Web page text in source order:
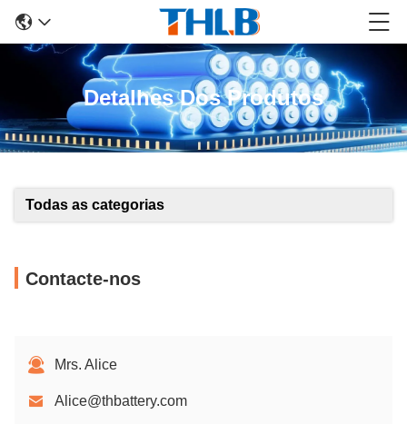
Detalhes Dos Produtos
Todas as categorias
Contacte-nos
Mrs. Alice
Alice@thbattery.com